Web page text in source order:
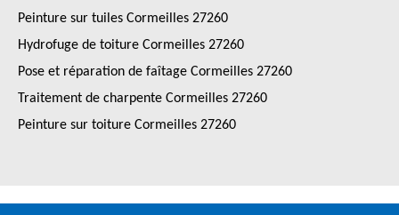
Peinture sur tuiles Cormeilles 27260
Hydrofuge de toiture Cormeilles 27260
Pose et réparation de faîtage Cormeilles 27260
Traitement de charpente Cormeilles 27260
Peinture sur toiture Cormeilles 27260